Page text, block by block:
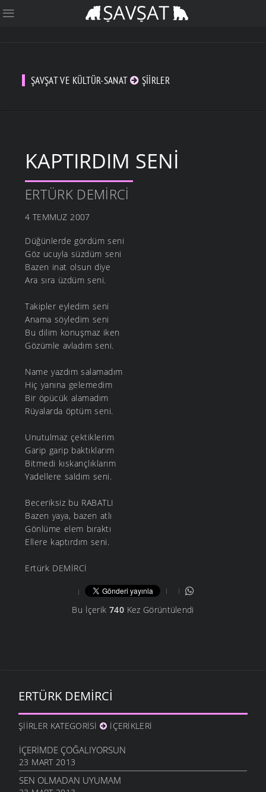
ŞAVŞAT VE KÜLTÜR-SANAT ŞIIRLER
KAPTIRDIM SENI
ERTÜRK DEMIRCI
4 TEMMUZ 2007
Düğünlerde gördüm seni
Göz ucuyla süzdüm seni
Bazen inat olsun diye
Ara sıra üzdüm seni.
Takipler eyledim seni
Anama söyledim seni
Bu dilim konuşmaz iken
Gözümle avladım seni.
Name yazdım salamadım
Hiç yanına gelemedim
Bir öpücük alamadım
Rüyalarda öptüm seni.
Unutulmaz çektiklerim
Garip garip baktıklarım
Bitmedi kıskançlıklarım
Yadellere saldım seni.
Beceriksiz bu RABATLI
Bazen yaya, bazen atlı
Gönlüme elem bıraktı
Ellere kaptırdım seni.
Ertürk DEMİRCİ
Bu İçerik 740Kez Görüntülendi
ERTÜRK DEMIRCI
ŞIIRLER KATEGORISI İÇERIKLERI
İÇERIMDE ÇOĞALIYORSUN
23 MART 2013
SEN OLMADAN UYUMAM